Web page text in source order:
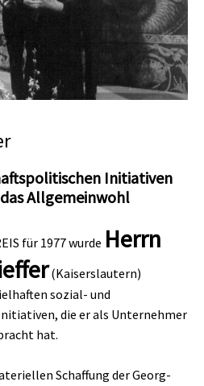
Initiativen
Allgemeinwohl
für 1977 wurde Herrn
(Kaiserslautern)
sozial- und
die er als Unternehmer
hat.
Schaffung der Georg-